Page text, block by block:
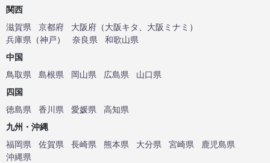
関西
滋賀県
京都府 大阪府 （大阪キタ 大阪ミナミ ）
兵庫県 （神戸） 奈良県
和歌山県
中国
鳥取県
島根県 岡山県 広島県
山口県
四国
徳島県
香川県 愛媛県
高知県
九州・沖縄
福岡県
佐賀県 長崎県 熊本県 大分県 宮崎県
鹿児島県
沖縄県